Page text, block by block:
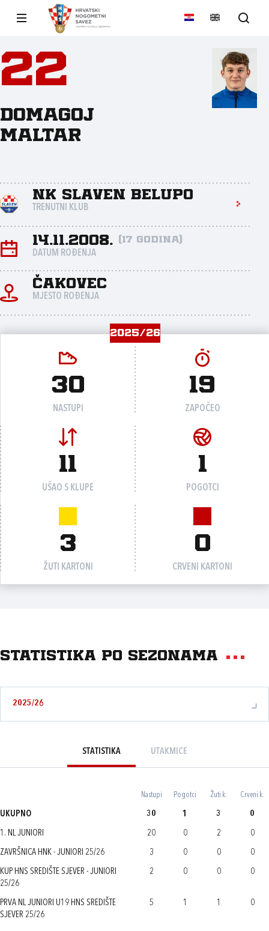
22
Domagoj
Maltar
NK Slaven Belupo
TRENUTNI KLUB
14.11.2008. (17 godina)
DATUM ROĐENJA
Čakovec
MJESTO ROĐENJA
2025/26
30
NASTUPI
19
ZAPOČEO
11
UŠAO S KLUPE
1
POGOTCI
3
ŽUTI KARTONI
0
CRVENI KARTONI
Statistika po sezonama
2025/26
STATISTIKA UTAKMICE
Nastupi Pogotci Žuti k. Crveni k.
UKUPNO 30 1 3 0
1. NL JUNIORI 20 0 2 0
ZAVRŠNICA HNK - JUNIORI 25/26 3 0 0 0
KUP HNS SREDIŠTE SJEVER - JUNIORI
25/26
2 0 0 0
PRVA NL JUNIORI U19 HNS SREDIŠTE
SJEVER 25/26
5 1 1 0